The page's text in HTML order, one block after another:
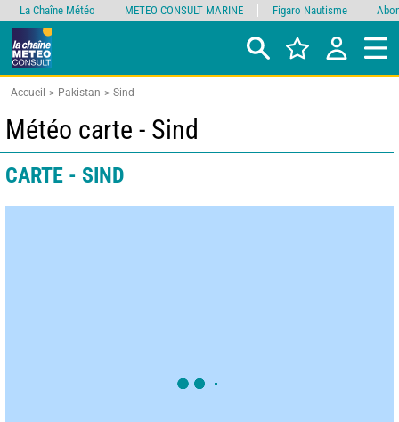
Accueil Pakistan Sind
Météo carte - Sind
CARTE - SIND
La Chaîne Météo METEO CONSULT MARINE Figaro Nautisme